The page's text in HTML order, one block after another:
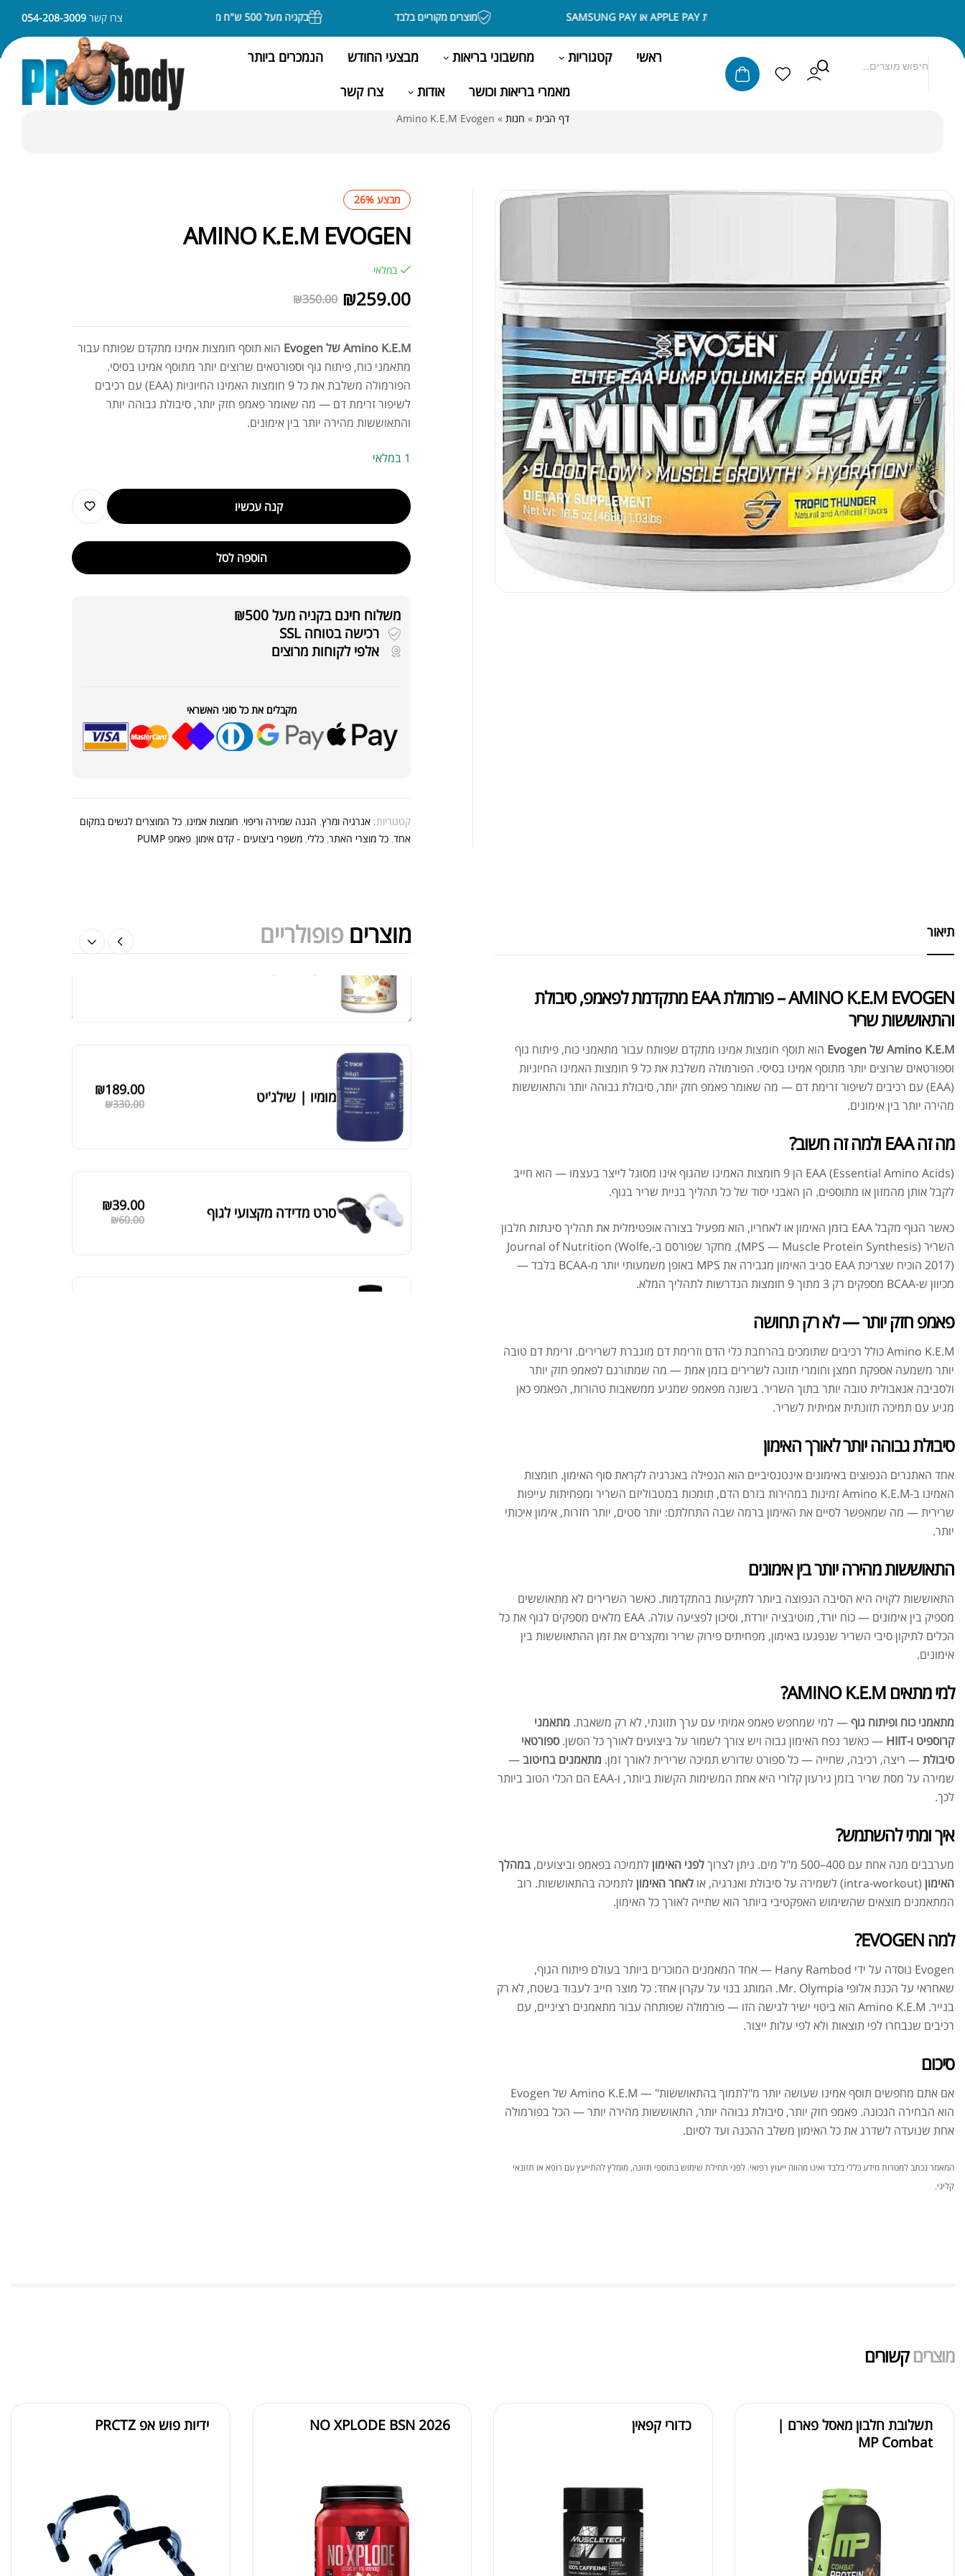
מוצרים מקוריים בלבד בקניה מעל 500 ש"ח משלוח חינם ניתן לשלם באמצעות APPLE PAY או SAMSUNG PAYצרו קשר 054-208-3009
ראשי קטגוריות מחשבוני בריאות מבצעי החודש
הנמכרים ביותר
מאמרי בריאות וכושר
אודות צרו קשר
דף הבית » חנות »
Amino K.E.M Evogen
מבצע 26%
AMINO K.E.M EVOGEN
במלאי
₪350.00 ₪259.00
Amino K.E.M של Evogen
הוא תוסף חומצות אמינו מתקדם שפותח עבור
מתאמני כוח, פיתוח גוף וספורטאים שרוצים יותר מתוסף אמינו בסיסי.
הפורמולה משלבת את כל 9 חומצות האמינו החיוניות (EAA) עם רכיבים
לשיפור זרימת דם — מה שאומר פאמפ חזק יותר, סיבולת גבוהה יותר
והתאוששות מהירה יותר בין אימונים.
1 במלאי
קנה עכשיו
הוספה לסל
משלוח חינם בקניה מעל ₪500
רכישה בטוחה SSL
אלפי לקוחות מרוצים
מקבלים את כל סוגי האשראי
קטגוריות: אנרגיה ומרץ, הגנה שמירה וריפוי, חומצות אמינו, כל המוצרים לנשים במקום
אחד, כל מוצרי האתר, כללי, משפרי ביצועים - קדם אימון, פאמפ PUMP
תיאור
AMINO K.E.M EVOGEN – פורמולת EAA מתקדמת לפאמפ, סיבולת
והתאוששות שריר
Amino K.E.M של Evogen
הוא תוסף חומצות אמינו מתקדם שפותח עבור מתאמני כוח, פיתוח גוף
וספורטאים שרוצים יותר מתוסף אמינו בסיסי. הפורמולה משלבת את כל 9 חומצות האמינו החיוניות
(EAA) עם רכיבים לשיפור זרימת דם — מה שאומר פאמפ חזק יותר, סיבולת גבוהה יותר והתאוששות
מהירה יותר בין אימונים.
מה זה EAA ולמה זה חשוב?
EAA (Essential Amino Acids) הן 9 חומצות האמינו שהגוף אינו מסוגל לייצר בעצמו — הוא חייב
לקבל אותן מהמזון או מתוספים. הן האבני יסוד של כל תהליך בניית שריר בגוף.
כאשר הגוף מקבל EAA בזמן האימון או לאחריו, הוא מפעיל בצורה אופטימלית את תהליך סינתזת חלבון
השריר (MPS — Muscle Protein Synthesis). מחקר שפורסם ב-Journal of Nutrition (Wolfe,
2017) הוכיח שצריכת EAA סביב האימון מגבירה את MPS באופן משמעותי יותר מ-BCAA בלבד —
מכיוון ש-BCAA מספקים רק 3 מתוך 9 חומצות הנדרשות לתהליך המלא.
פאמפ חזק יותר — לא רק תחושה
Amino K.E.M כולל רכיבים שתומכים בהרחבת כלי הדם וזרימת דם מוגברת לשרירים. זרימת דם טובה
יותר משמעה אספקת חמצן וחומרי תזונה לשרירים בזמן אמת — מה שמתורגם לפאמפ חזק יותר
ולסביבה אנאבולית טובה יותר בתוך השריר. בשונה מפאמפ שמגיע ממשאבות טהורות, הפאמפ כאן
מגיע עם תמיכה תזונתית אמיתית לשריר.
סיבולת גבוהה יותר לאורך האימון
אחד האתגרים הנפוצים באימונים אינטנסיביים הוא הנפילה באנרגיה לקראת סוף האימון. חומצות
האמינו ב-Amino K.E.M זמינות במהירות בזרם הדם, תומכות במטבוליזם השריר ומפחיתות עייפות
שרירית — מה שמאפשר לסיים את האימון ברמה שבה התחלתם: יותר סטים, יותר חזרות, אימון איכותי
יותר.
התאוששות מהירה יותר בין אימונים
התאוששות לקויה היא הסיבה הנפוצה ביותר לתקיעות בהתקדמות. כאשר השרירים לא מתאוששים
מספיק בין אימונים — כוח יורד, מוטיבציה יורדת, וסיכון לפציעה עולה. EAA מלאים מספקים לגוף את כל
הכלים לתיקון סיבי השריר שנפגעו באימון, מפחיתים פירוק שריר ומקצרים את זמן ההתאוששות בין
אימונים.
למי מתאים AMINO K.E.M?
מתאמני כוח ופיתוח גוף— למי שמחפש פאמפ אמיתי עם ערך תזונתי, לא רק משאבת. מתאמני
קרוספיט ו-HIIT
— כאשר נפח האימון גבוה ויש צורך לשמור על ביצועים לאורך כל הסשן.ספורטאי
סיבולת— ריצה, רכיבה, שחייה — כל ספורט שדורש תמיכה שרירית לאורך זמן. מתאמנים בחיטוב—
שמירה על מסת שריר בזמן גירעון קלורי היא אחת המשימות הקשות ביותר, ו-EAA הם הכלי הטוב ביותר
לכך.
איך ומתי להשתמש?
מערבבים מנה אחת עם 400–500 מ"ל מים. ניתן לצרוך לפני האימוןלתמיכה בפאמפ וביצועים, במהלך
האימון (intra-workout) לשמירה על סיבולת ואנרגיה, או לאחר האימוןלתמיכה בהתאוששות. רוב
המתאמנים מוצאים שהשימוש האפקטיבי ביותר הוא שתייה לאורך כל האימון.
למה EVOGEN?
Evogen נוסדה על ידי Hany Rambod — אחד המאמנים המוכרים ביותר בעולם פיתוח הגוף,
שאחראי על הכנת אלופי Mr. Olympia. המותג בנוי על עקרון אחד: כל מוצר חייב לעבוד בשטח, לא רק
בנייר. Amino K.E.M הוא ביטוי ישיר לגישה הזו — פורמולה שפותחה עבור מתאמנים רציניים, עם
רכיבים שנבחרו לפי תוצאות ולא לפי עלות ייצור.
סיכום
אם אתם מחפשים תוסף אמינו שעושה יותר מ"לתמוך בהתאוששות" — Amino K.E.M של Evogen
הוא הבחירה הנכונה. פאמפ חזק יותר, סיבולת גבוהה יותר, התאוששות מהירה יותר — הכל בפורמולה
אחת שנועדה לשדרג את כל האימון משלב ההכנה ועד לסיום.
המאמר נכתב למטרות מידע כללי בלבד ואינו מהווה ייעוץ רפואי. לפני תחילת שימוש בתוספי תזונה, מומלץ להתייעץ עם רופא או תזונאי
קליני.
מוצרים פופולריים
מציג 1–6 מתוך 524 תוצאות
סידור ברירת מחדל
אבקת חלבון כשרה
שייקר מקצועי פרובודי לחלבון או גיינר
₪ 20.00
מומיו | שילג'יט ₪330.00
₪189.00
סרט מדידה מקצועי לגוף ₪60.00
₪39.00
מוצרים קשורים
תשלובת חלבון מאסל פארם |
MP Combat
כדורי קפאין NO XPLODE BSN 2026 ידיות פוש אפ PRCTZ